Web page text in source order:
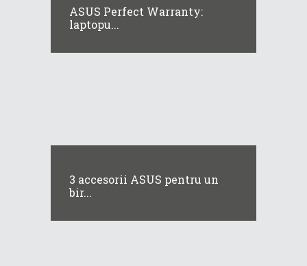
ASUS Perfect Warranty:
laptopu...
3 accesorii ASUS pentru un
bir...